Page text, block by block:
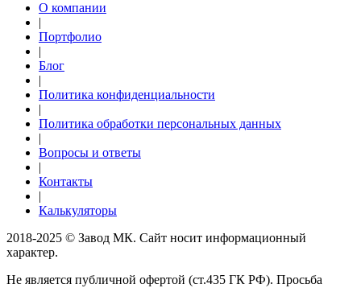
О компании
|
Портфолио
|
Блог
|
Политика конфиденциальности
|
Политика обработки персональных данных
|
Вопросы и ответы
|
Контакты
|
Калькуляторы
2018-2025 © Завод МК. Сайт носит информационный
характер.
Не является публичной офертой (ст.435 ГК РФ). Просьба